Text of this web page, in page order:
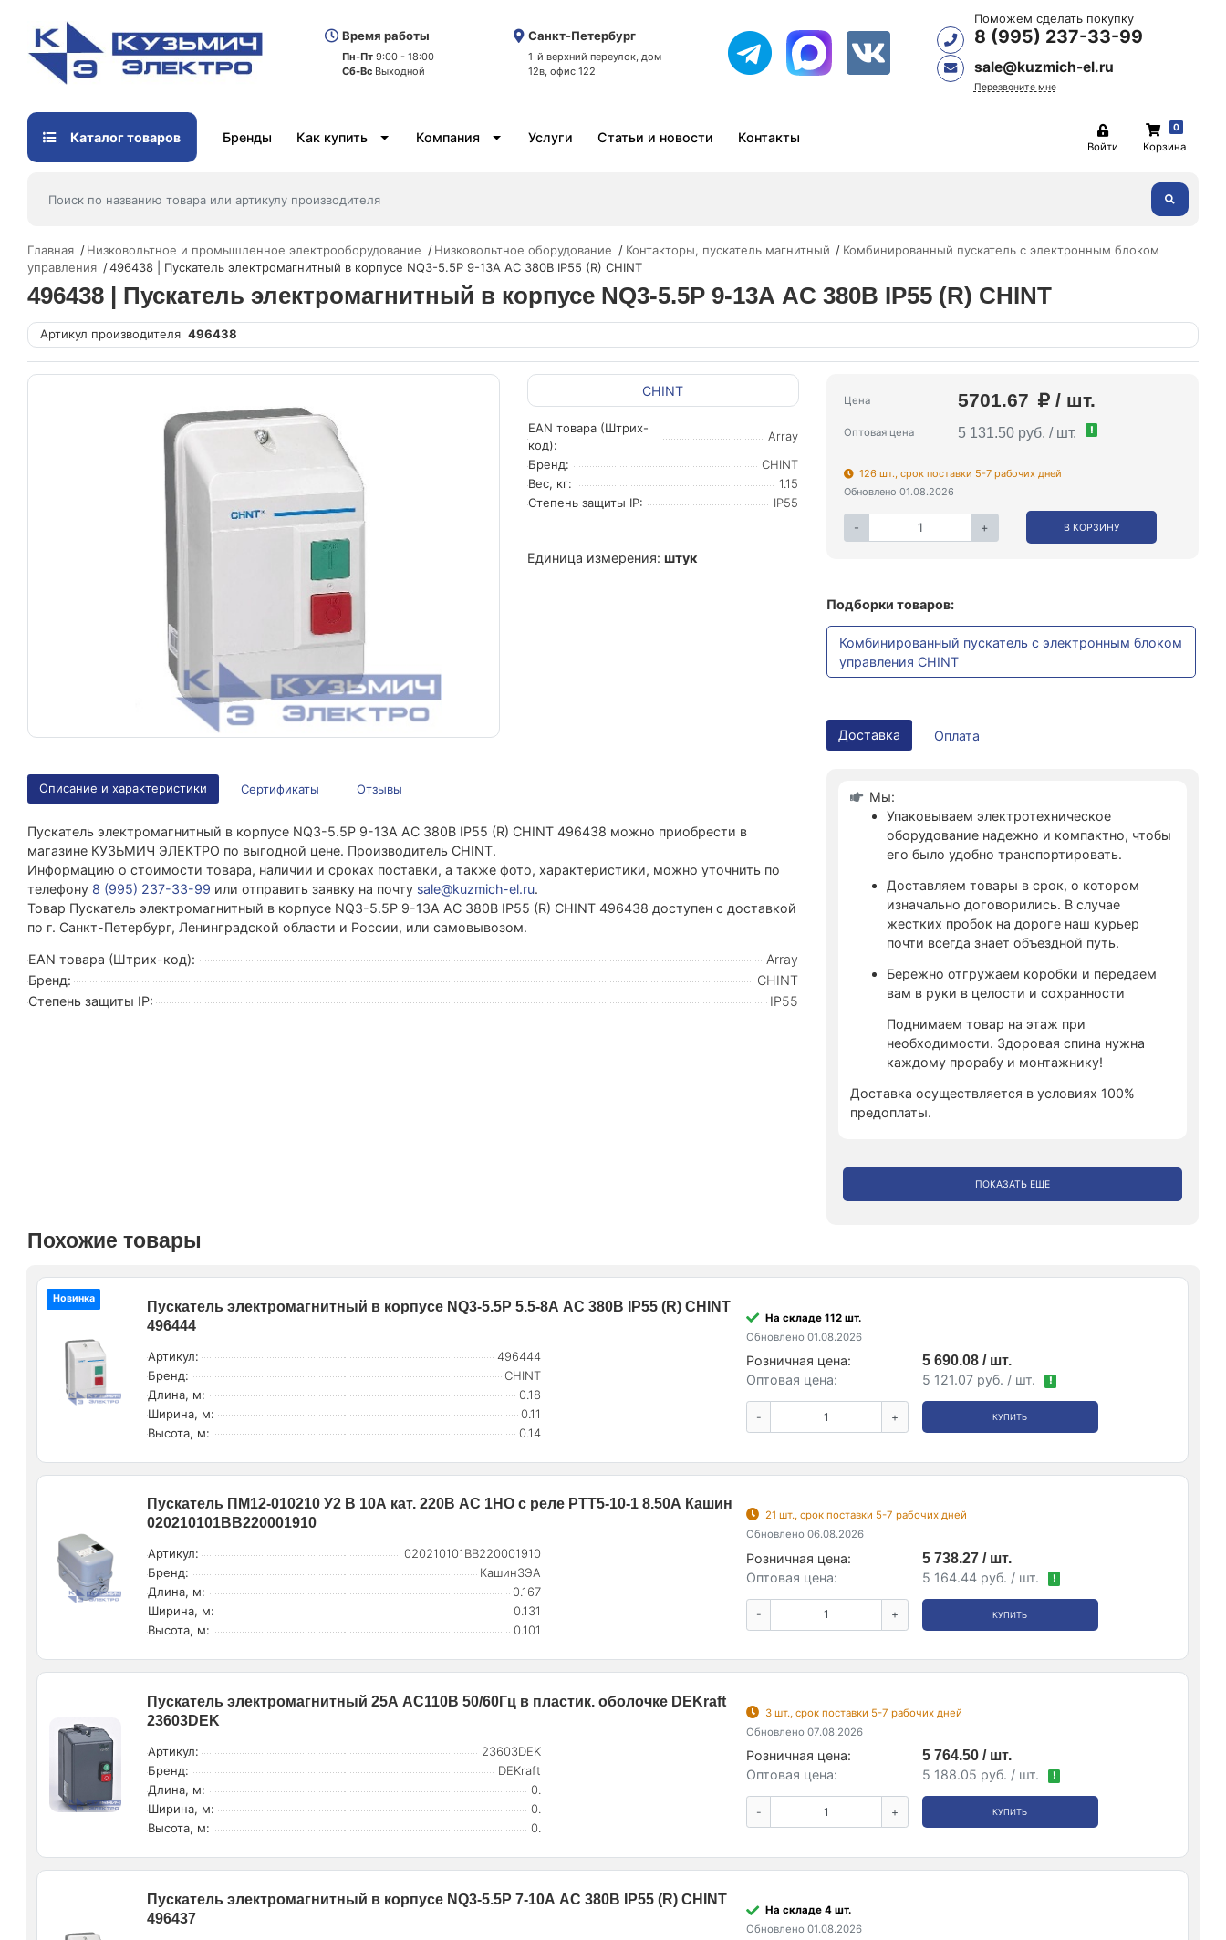
Время работы
Пн-Пт 9:00 - 18:00
Сб-Вс Выходной
Санкт-Петербург
1-й верхний переулок, дом
12в, офис 122
Поможем сделать покупку
8 (995) 237-33-99
sale@kuzmich-el.ru
Перезвоните мне
Каталог товаров Бренды Как купить Компания Услуги Статьи и новости Контакты
Войти
0
Корзина
Главная Низковольтное и промышленное электрооборудование Низковольтное оборудование Контакторы, пускатель магнитный
Комбинированный пускатель с электронным блоком
управления
496438 | Пускатель электромагнитный в корпусе NQ3-5.5P 9-13А AC 380В IP55 (R) CHINT
496438 | Пускатель электромагнитный в корпусе NQ3-5.5P 9-13А AC 380В IP55 (R) CHINT
Артикул производителя 496438
CHINT
EAN товара (Штрих-
код):
Array
Бренд:
CHINT
Вес, кг:
1.15
Степень защиты IP:
IP55
Единица измерения: штук
Цена 5701.67 / шт.
Оптовая цена 5 131.50 руб. / шт. !
126 шт., срок поставки 5-7 рабочих дней
Обновлено 01.08.2026
- + В КОРЗИНУ
Подборки товаров:
Комбинированный пускатель с электронным блоком
управления CHINT
Доставка Оплата
Мы:
Упаковываем электротехническое
оборудование надежно и компактно, чтобы
его было удобно транспортировать.
Доставляем товары в срок, о котором
изначально договорились. В случае
жестких пробок на дороге наш курьер
почти всегда знает объездной путь.
Бережно отгружаем коробки и передаем
вам в руки в целости и сохранности
Поднимаем товар на этаж при
необходимости. Здоровая спина нужна
каждому прорабу и монтажнику!
Доставка осуществляется в условиях 100%
предоплаты.
ПОКАЗАТЬ ЕЩЕ
Описание и характеристики Сертификаты Отзывы
Пускатель электромагнитный в корпусе NQ3-5.5P 9-13А AC 380В IP55 (R) CHINT 496438 можно приобрести в
магазине КУЗЬМИЧ ЭЛЕКТРО по выгодной цене. Производитель CHINT.
Информацию о стоимости товара, наличии и сроках поставки, а также фото, характеристики, можно уточнить по
телефону 8 (995) 237-33-99 или отправить заявку на почту sale@kuzmich-el.ru.
Товар Пускатель электромагнитный в корпусе NQ3-5.5P 9-13А AC 380В IP55 (R) CHINT 496438 доступен с доставкой
по г. Санкт-Петербург, Ленинградской области и России, или самовывозом.
EAN товара (Штрих-код):
Array
Бренд:
CHINT
Степень защиты IP:
IP55
Похожие товары
Новинка
Пускатель электромагнитный в корпусе NQ3-5.5P 5.5-8А AC 380В IP55 (R) CHINT
496444
Артикул:
496444
Бренд:
CHINT
Длина, м:
0.18
Ширина, м:
0.11
Высота, м:
0.14
На складе 112 шт.
Обновлено 01.08.2026
Розничная цена:
5 690.08 / шт.
Оптовая цена:
5 121.07 руб. / шт. !
- + КУПИТЬ
Пускатель ПМ12-010210 У2 В 10А кат. 220В AC 1НО с реле РТТ5-10-1 8.50А Кашин
020210101ВВ220001910
Артикул:
020210101ВВ220001910
Бренд:
КашинЗЭА
Длина, м:
0.167
Ширина, м:
0.131
Высота, м:
0.101
21 шт., срок поставки 5-7 рабочих дней
Обновлено 06.08.2026
Розничная цена:
5 738.27 / шт.
Оптовая цена:
5 164.44 руб. / шт. !
- + КУПИТЬ
Пускатель электромагнитный 25А AC110В 50/60Гц в пластик. оболочке DEKraft
23603DEK
Артикул:
23603DEK
Бренд:
DEKraft
Длина, м:
0.
Ширина, м:
0.
Высота, м:
0.
3 шт., срок поставки 5-7 рабочих дней
Обновлено 07.08.2026
Розничная цена:
5 764.50 / шт.
Оптовая цена:
5 188.05 руб. / шт. !
- + КУПИТЬ
Пускатель электромагнитный в корпусе NQ3-5.5P 7-10А AC 380В IP55 (R) CHINT
496437
На складе 4 шт.
Обновлено 01.08.2026